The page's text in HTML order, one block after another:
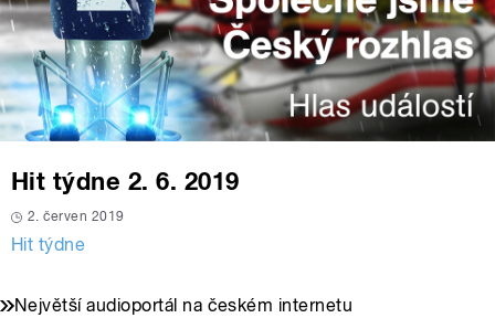
Hit týdne 2. 6. 2019
2. červen 2019
Hit týdne
Největší audioportál na českém internetu